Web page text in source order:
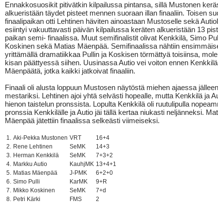
Ennakkosuosikit pitivätkin kilpailussa pintansa, sillä Mustonen
alkueristään täydet pisteet mennen suoraan illan finaaliin. Toisen
finaalipaikan otti Lehtinen häviten ainoastaan Mustoselle sekä
esiintyi vakuuttavasti päivän kilpailussa keräten alkueristään 13
paikan semi- finaalissa. Muut semifinalistit olivat Kenkkilä, Simo
Koskinen sekä Matias Mäenpää. Semifinaalissa nähtiin
yrittämällä dramatiikkaa Pullin ja Koskisen törmättyä toisiinsa,
kisan päättyessä siihen. Uusinassa Autio vei voiton ennen
Mäenpäätä, jotka kaikki jatkoivat finaaliin.
Finaali oli alusta loppuun Mustosen näytöstä miehen ajaessa jälleen
mestariksi. Lehtinen ajoi yhtä selvästi hopealle, mutta Kenkkilä ja
hienon taistelun pronssista. Lopulta Kenkkilä oli ruutulipulla
pronssia Kenkkilälle ja Autio jäi tällä kertaa niukasti neljänneksi.
Mäenpää jätettiin finaalissa selkeästi viimeiseksi.
1. Aki-Pekka Mustonen VRT
16+4
2. Rene Lehtinen SeMK
14+3
3. Herman Kenkkilä SeMK
7+3+2
4. Markku Autio KauhjMK 13+4+1
5. Matias Mäenpää J-PMK
6+2+0
6. Simo Pulli KarMK
9+R
7. Mikko Koskinen SeMK
7+d
8. Petri Kärki FMS
2